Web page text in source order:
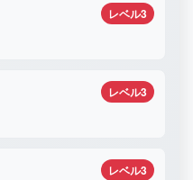
レベル3
レベル3
レベル3